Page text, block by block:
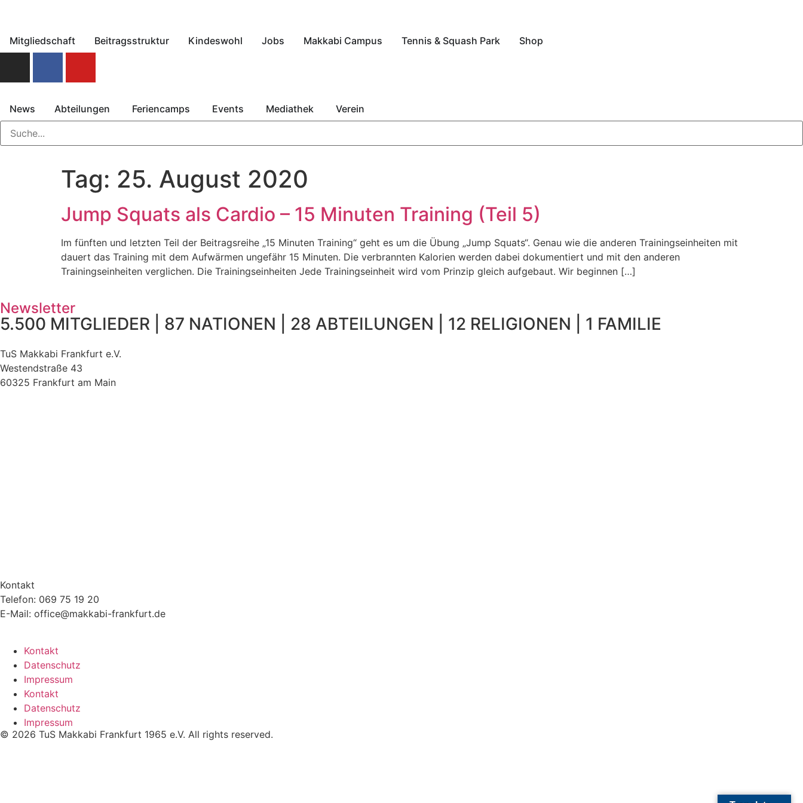
Mitgliedschaft Beitragsstruktur Kindeswohl Jobs Makkabi Campus Tennis & Squash Park Shop
News Abteilungen Feriencamps Events Mediathek Verein
Tag: 25. August 2020
Jump Squats als Cardio – 15 Minuten Training (Teil 5)
Im fünften und letzten Teil der Beitragsreihe „15 Minuten Training“ geht es um die Übung „Jump Squats“. Genau wie die anderen Trainingseinheiten mit
dauert das Training mit dem Aufwärmen ungefähr 15 Minuten. Die verbrannten Kalorien werden dabei dokumentiert und mit den anderen
Trainingseinheiten verglichen. Die Trainingseinheiten Jede Trainingseinheit wird vom Prinzip gleich aufgebaut. Wir beginnen […]
Newsletter
5.500 MITGLIEDER | 87 NATIONEN | 28 ABTEILUNGEN | 12 RELIGIONEN | 1 FAMILIE
TuS Makkabi Frankfurt e.V.
Westendstraße 43
60325 Frankfurt am Main
Kontakt
Telefon: 069 75 19 20
E-Mail: office@makkabi-frankfurt.de
Kontakt
Datenschutz
Impressum
Kontakt
Datenschutz
Impressum
© 2026 TuS Makkabi Frankfurt 1965 e.V. All rights reserved.